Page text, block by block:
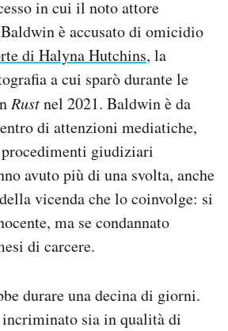
in cui il noto attore
è accusato di omicidio
di Halyna Hutchins, la
a cui sparò durante le
Rustnel 2021. Baldwin è da
di attenzioni mediatiche,
giudiziari
avuto più di una svolta, anche
vicenda che lo coinvolge: si
ma se condannato
di carcere.
durare una decina di giorni.
sia in qualità di